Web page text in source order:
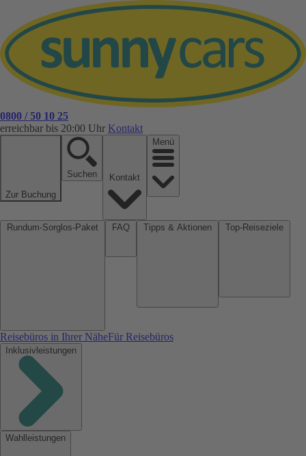
0800 / 50 10 25
erreichbar bis 20:00 Uhr Kontakt
Zur Buchung
Suchen
Menü
Reisebüros in Ihrer NäheFür Reisebüros
Inklusivleistungen
Wahlleistungen